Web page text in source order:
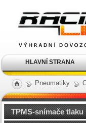
Pneumatiky
TPMS-snímače tlaku
kola Racing
HLAVNÍ STRANA